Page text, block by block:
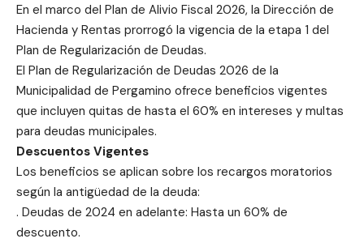
En el marco del Plan de Alivio Fiscal 2026, la Dirección de
Hacienda y Rentas prorrogó la vigencia de la etapa 1 del
Plan de Regularización de Deudas.
El Plan de Regularización de Deudas 2026 de la
Municipalidad de Pergamino ofrece beneficios vigentes
que incluyen quitas de hasta el 60% en intereses y multas
para deudas municipales.
Descuentos Vigentes
Los beneficios se aplican sobre los recargos moratorios
según la antigüedad de la deuda:
. Deudas de 2024 en adelante: Hasta un 60% de
descuento.